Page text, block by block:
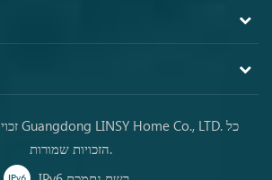
הזכויות שמורות.